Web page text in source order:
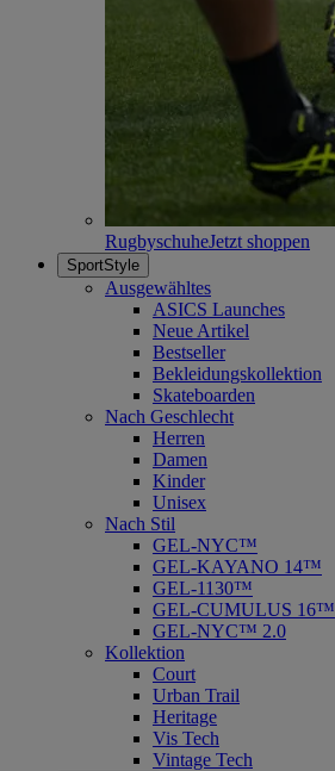
RugbyschuheJetzt shoppen
SportStyle
Ausgewähltes
ASICS Launches
Neue Artikel
Bestseller
Bekleidungskollektion
Skateboarden
Nach Geschlecht
Herren
Damen
Kinder
Unisex
Nach Stil
GEL-NYC™
GEL-KAYANO 14™
GEL-1130™
GEL-CUMULUS 16™
GEL-NYC™ 2.0
Kollektion
Court
Urban Trail
Heritage
Vis Tech
Vintage Tech